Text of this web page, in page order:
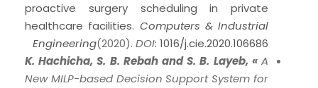
proactive surgery scheduling in private
healthcare facilities. Computers & Industrial
Engineering(2020). DOI: 1016/j.cie.2020.106686
K. Hachicha, S. B. Rebah and S. B. Layeb, « A
New MILP-based Decision Support System for